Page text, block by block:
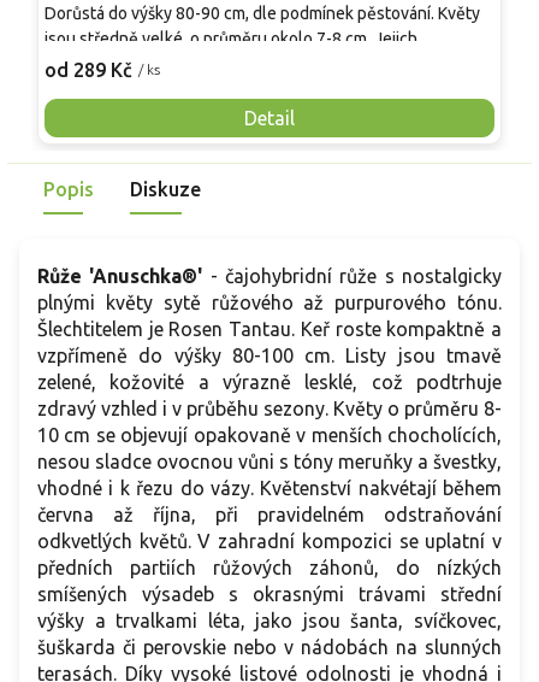
od 289 Kč / ks
Detail
Dorůstá do výšky 80-90 cm, dle podmínek pěstování. Květy
jsou středně velké, o průměru okolo 7-8 cm. Jejich
probarvení je červené až vínové s příměsí bílé barvy. Celý
připomínající citrusy. Nakvétá opakovaně, a to od června až
do října.
Popis Diskuze
Růže 'Anuschka®' - čajohybridní růže s nostalgicky
plnými květy sytě růžového až purpurového tónu.
Šlechtitelem je Rosen Tantau. Keř roste kompaktně a
vzpřímeně do výšky 80-100 cm. Listy jsou tmavě
zelené, kožovité a výrazně lesklé, což podtrhuje
zdravý vzhled i v průběhu sezony. Květy o průměru 8-
10 cm se objevují opakovaně v menších chocholících,
nesou sladce ovocnou vůni s tóny meruňky a švestky,
vhodné i k řezu do vázy. Květenství nakvétají během
června až října, při pravidelném odstraňování
odkvetlých květů. V zahradní kompozici se uplatní v
předních partiích růžových záhonů, do nízkých
smíšených výsadeb s okrasnými trávami střední
výšky a trvalkami léta, jako jsou šanta, svíčkovec,
šuškarda či perovskie nebo v nádobách na slunných
terasách. Díky vysoké listové odolnosti je vhodná i